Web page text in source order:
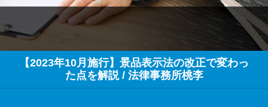
【2023年10月施行】景品表示法の改正で変わっ
た点を解説 / 法律事務所桃李